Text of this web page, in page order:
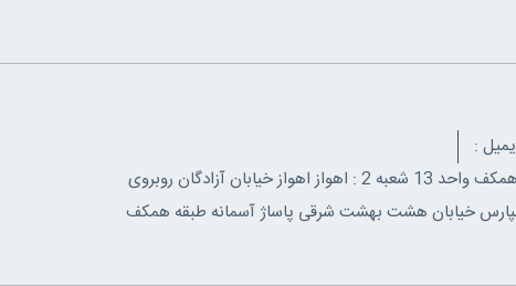
:
آدرس : شعبه مرکزی:اهواز 24 متری بلوار شهدا مجتمع تجاری ساحل طبقه همکف واحد 13 شعبه 2 : اهواز اهواز خیابان آزادگان روبروی
رضایی پلاک 1 شعبه 3 : اهواز خیابان کیانپارس خیابان هشت بهشت شرقی پاساژ آسمانه طبقه همکف